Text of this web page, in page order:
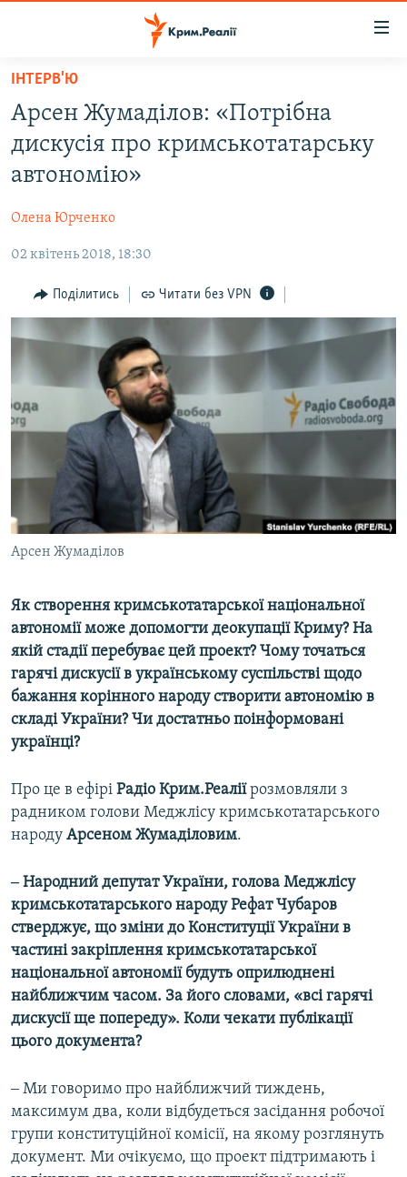
Перейти
основного
матеріалу
до
основної
Перейти
пошуку
ВОДА.КРИМ
ВІДЕО ТА ФОТО
БЛОГИ
ПОГЛЯД
ІНТЕРВ'Ю
ВСЕ ЗА ДЕНЬ
СПЕЦПРОЕКТИ
ДЕПОРТАЦІЯ
ВІДЕОУРОКИ «ELIFBE»
СВІДЧЕННЯ ОКУПАЦІЇ
УКРАЇНСЬКА ПРОБЛЕМА КРИМУ
ІНФОГРАФІКА
ЯК ОБІЙТИ БЛОКУВАННЯ
Русский
Qırımtatar
ДОЛУЧАЙСЯ!
Усі сайти RFE/RL
ІНТЕРВ'Ю
Арсен Жумаділов: «Потрібна
дискусія про кримськотатарську
автономію»
Олена Юрченко
02 квітень 2018, 18:30
Поділитись Читати без VPN
Арсен Жумаділов
Як створення кримськотатарської національної
автономії може допомогти деокупації Криму? На
якій стадії перебуває цей проект? Чому точаться
гарячі дискусії в українському суспільстві щодо
бажання корінного народу створити автономію в
складі України? Чи достатньо поінформовані
українці?
Про це в ефірі Радіо Крим.Реаліїрозмовляли з
радником голови Меджлісу кримськотатарського
народу Арсеном Жумаділовим.
‒ Народний депутат України, голова Меджлісу
кримськотатарського народу Рефат Чубаров
стверджує, що зміни до Конституції України в
частині закріплення кримськотатарської
національної автономії будуть оприлюднені
найближчим часом. За його словами, «всі гарячі
дискусії ще попереду». Коли чекати публікації
цього документа?
‒ Ми говоримо про найближчий тиждень,
максимум два, коли відбудеться засідання робочої
групи конституційної комісії, на якому розглянуть
документ. Ми очікуємо, що проект підтримають і